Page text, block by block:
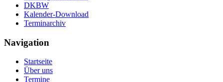
DKBW
Kalender-Download
Terminarchiv
Navigation
Startseite
Über uns
Termine